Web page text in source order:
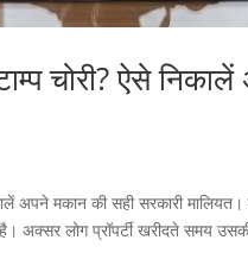
चोरी? ऐसे
मकान की सही सरकारी मालियत।
अक्सर लोग प्रॉपर्टी खरीदते समय